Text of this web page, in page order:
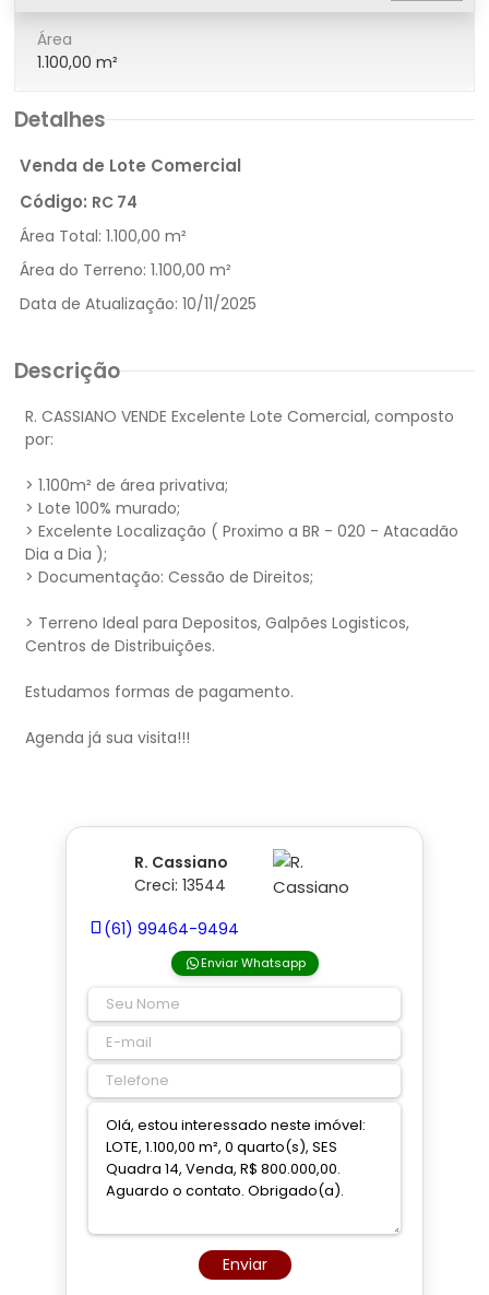
Área
1.100,00 m²
Detalhes
Venda de Lote Comercial
Código: RC 74
Área Total: 1.100,00 m²
Área do Terreno: 1.100,00 m²
Data de Atualização: 10/11/2025
Descrição
R. CASSIANO VENDE Excelente Lote Comercial, composto
por:
> 1.100m² de área privativa;
> Lote 100% murado;
> Excelente Localização ( Proximo a BR - 020 - Atacadão
Dia a Dia );
> Documentação: Cessão de Direitos;
> Terreno Ideal para Depositos, Galpões Logisticos,
Centros de Distribuições.
Estudamos formas de pagamento.
R. Cassiano
Creci: 13544
(61) 99464-9494
Enviar Whatsapp
Enviar